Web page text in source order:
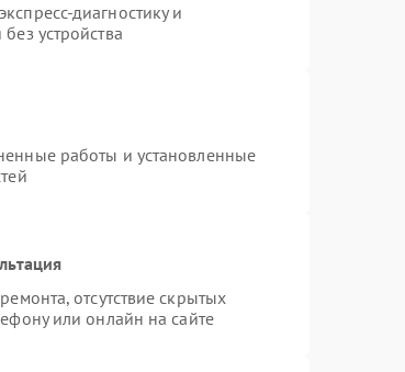
диагностику и
устройства
работы и установленные
отсутствие скрытых
или онлайн на сайте